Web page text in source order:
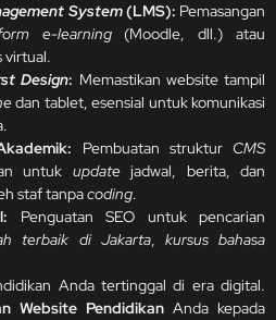
System(LMS): Pemasangan
e-learning(Moodle, dll.) atau
virtual.
Design: Memastikan website tampil
dan tablet, esensial untuk komunikasi
Pembuatan struktur CMS
untuk updatejadwal, berita, dan
staf tanpacoding.
Penguatan SEO untuk pencarian
terbaik di Jakarta, kursus bahasa
Anda tertinggal di era digital.
Website Pendidikan Anda kepada